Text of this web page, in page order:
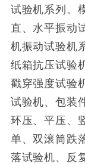
试验机系列。
直、水平振动
机振动试验机
纸箱抗压试验
戳穿强度试验
试验机、包装
环压、平压、
单、双滚筒跌
落试验机、反